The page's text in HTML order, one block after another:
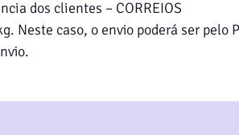
dos clientes – CORREIOS
Neste caso, o envio poderá ser pelo